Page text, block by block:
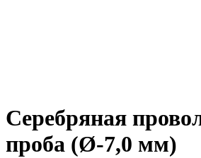
Серебряная
проба (Ø-7,0 мм)